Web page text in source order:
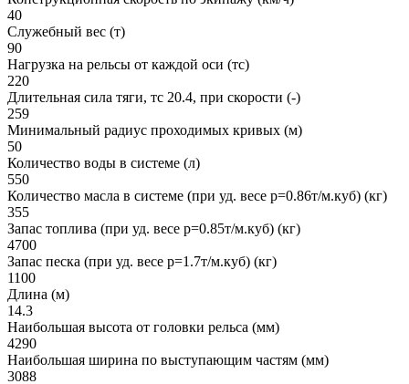
40
Служебный вес (т)
90
Нагрузка на рельсы от каждой оси (тс)
220
Длительная сила тяги, тс 20.4, при скорости (-)
259
Минимальный радиус проходимых кривых (м)
50
Количество воды в системе (л)
550
Количество масла в системе (при уд. весе р=0.86т/м.куб) (кг)
355
Запас топлива (при уд. весе р=0.85т/м.куб) (кг)
4700
Запас песка (при уд. весе р=1.7т/м.куб) (кг)
1100
Длина (м)
14.3
Наибольшая высота от головки рельса (мм)
4290
Наибольшая ширина по выступающим частям (мм)
3088